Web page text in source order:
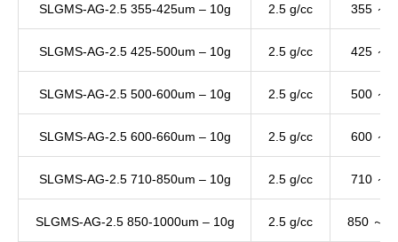
SLGMS-AG-2.5 355-425um – 10g 2.5 g/cc 355 ～
SLGMS-AG-2.5 425-500um – 10g 2.5 g/cc 425 ～
SLGMS-AG-2.5 500-600um – 10g 2.5 g/cc 500 ～
SLGMS-AG-2.5 600-660um – 10g 2.5 g/cc 600 ～
SLGMS-AG-2.5 710-850um – 10g 2.5 g/cc 710 ～
SLGMS-AG-2.5 850-1000um – 10g 2.5 g/cc 850 ～